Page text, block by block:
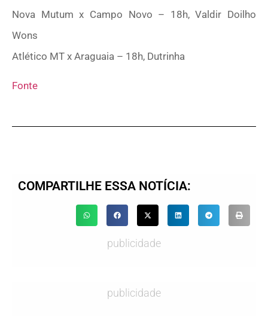
Nova Mutum x Campo Novo – 18h, Valdir Doilho
Wons
Atlético MT x Araguaia – 18h, Dutrinha
Fonte
COMPARTILHE ESSA NOTÍCIA:
publicidade
publicidade